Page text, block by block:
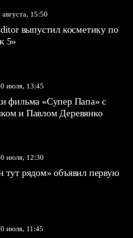
августа, 15:50
выпустил косметику по
5»
июля, 13:45
фильма «Супер Папа» с
и Павлом Деревянко
июля, 12:30
тут рядом» объявил первую
июля, 11:45